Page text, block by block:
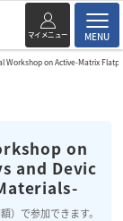
マイメニュー MENU
on Active-Matrix
on
and Devic
）で参加できます。